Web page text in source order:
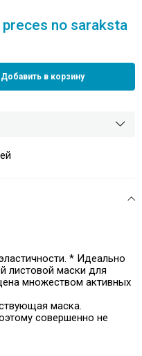
no saraksta
Добавить в корзину
* Идеально
листовой маски для
множеством активных
маска.
совершенно не